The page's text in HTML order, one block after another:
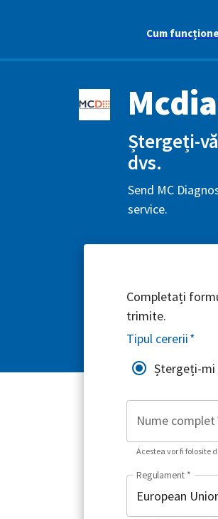
Cum
Ștergeți-
dvs.
Send MC
service.
Completați
trimite.
Tipul cererii*
Ștergeți-mi
Nume complet
Acestea vor fi folosite
Regulament *